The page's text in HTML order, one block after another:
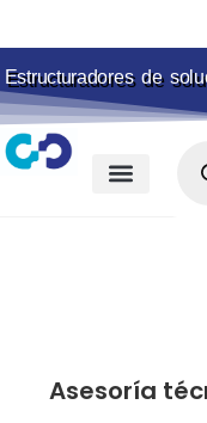
Estructuradores de
Asesoría